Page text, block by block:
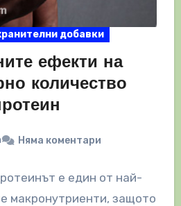
добавки
ефекти на
количество
Няма коментари
е един от най-
макронутриенти, защото